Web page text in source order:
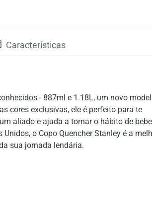
Características
- 887ml e 1.18L, um novo
cores exclusivas, ele é perfeito para te
aliado e ajuda a tornar o hábito de
o Copo Quencher Stanley é a
sua jornada lendária.